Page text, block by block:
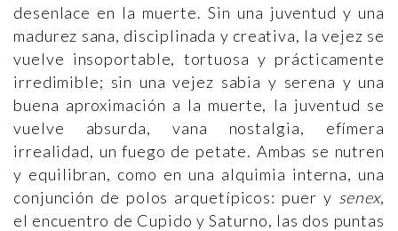
desenlace en la muerte. Sin una juventud y una
madurez sana, disciplinada y creativa, la vejez se
vuelve insoportable, tortuosa y prácticamente
irredimible; sin una vejez sabia y serena y una
buena aproximación a la muerte, la juventud se
vuelve absurda, vana nostalgia, efímera
irrealidad, un fuego de petate. Ambas se nutren
y equilibran, como en una alquimia interna, una
conjunción de polos arquetípicos: puer y senex,
el encuentro de Cupido y Saturno, las dos puntas